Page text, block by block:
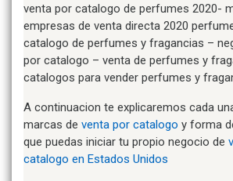
venta por catalogo de perfumes 2020-
empresas de venta directa 2020
catalogo de perfumes y fragancias –
por catalogo – venta de perfumes y
catalogos para vender perfumes y
A continuacion te explicaremos cada
marcas de venta por catalogo y forma
que puedas iniciar tu propio negocio de
catalogo en Estados Unidos